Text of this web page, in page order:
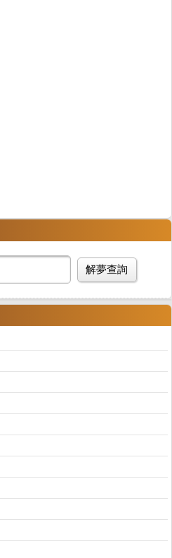
解夢查詢